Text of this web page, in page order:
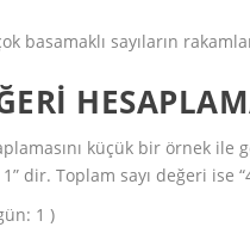
basamaklı sayıların
küçük bir örnek ile
1” dir. Toplam sayı değeri ise
1 )